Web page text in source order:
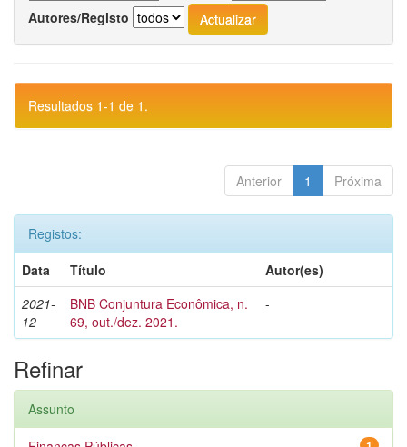
Autores/Registo
Resultados 1-1 de 1.
Anterior 1 Próxima
Registos:
Data
Título
Autor(es)
2021-
12
BNB Conjuntura Econômica, n.
69, out./dez. 2021.
-
Refinar
Assunto